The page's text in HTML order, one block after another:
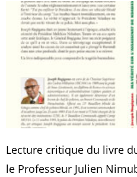
Lecture critique du livre
le Professeur Julien